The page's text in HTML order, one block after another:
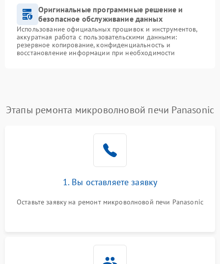
Оригинальные программные решение и
безопасное обслуживание данных
Использование официальных прошивок и инструментов,
аккуратная работа с пользовательскими данными:
резервное копирование, конфиденциальность и
восстановление информации при необходимости
Этапы ремонта микроволновой печи Panasonic
1. Вы оставляете заявку
Оставьте заявку на ремонт микроволновой печи Panasonic